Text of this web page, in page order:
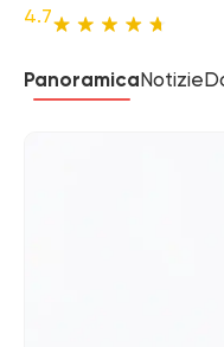
4.7
PanoramicaNotizie